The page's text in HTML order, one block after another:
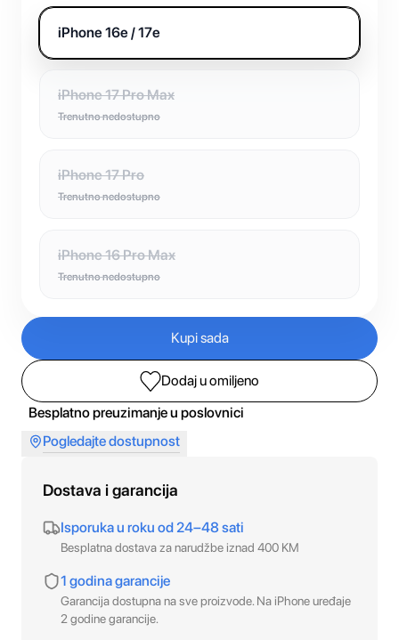
iPhone 16e / 17e
iPhone 17 Pro Max
Trenutno nedostupno
iPhone 17 Pro
Trenutno nedostupno
iPhone 16 Pro Max
Trenutno nedostupno
Kupi sada
Dodaj u omiljeno
Besplatno preuzimanje u poslovnici
Pogledajte dostupnost
Dostava i garancija
Isporuka u roku od 24–48 sati
Besplatna dostava za narudžbe iznad 400 KM
1 godina garancije
Garancija dostupna na sve proizvode. Na iPhone uređaje
2 godine garancije.